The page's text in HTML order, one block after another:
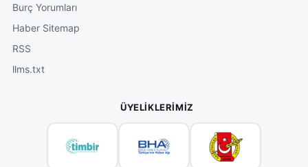
Burç Yorumları
Haber Sitemap
RSS
llms.txt
ÜYELIKLERIMIZ